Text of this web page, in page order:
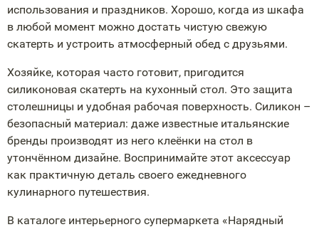
использования и праздников. Хорошо, когда из шкафа
в любой момент можно достать чистую свежую
скатерть и устроить атмосферный обед с друзьями.
Хозяйке, которая часто готовит, пригодится
силиконовая скатерть на кухонный стол. Это защита
столешницы и удобная рабочая поверхность. Силикон –
безопасный материал: даже известные итальянские
бренды производят из него клеёнки на стол в
утончённом дизайне. Воспринимайте этот аксессуар
как практичную деталь своего ежедневного
кулинарного путешествия.
В каталоге интерьерного супермаркета «Нарядный